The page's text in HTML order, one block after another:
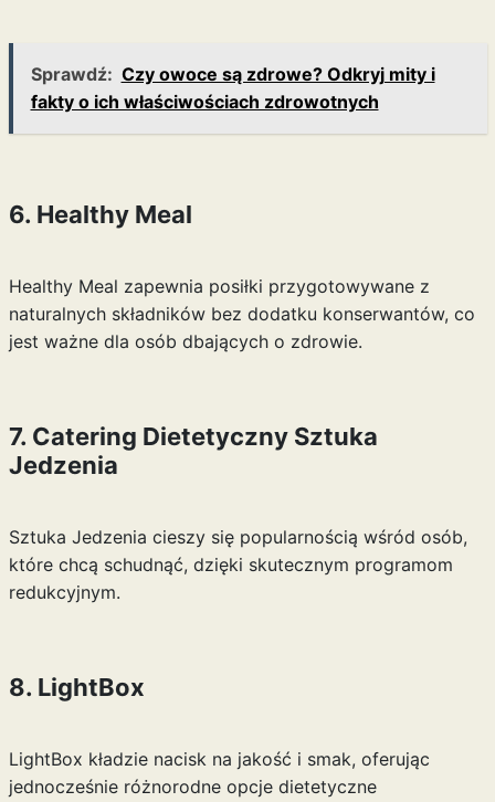
Sprawdź: Czy owoce są zdrowe? Odkryj mity i
fakty o ich właściwościach zdrowotnych
6. Healthy Meal
Healthy Meal zapewnia posiłki przygotowywane z
naturalnych składników bez dodatku konserwantów, co
jest ważne dla osób dbających o zdrowie.
7. Catering Dietetyczny Sztuka
Jedzenia
Sztuka Jedzenia cieszy się popularnością wśród osób,
które chcą schudnąć, dzięki skutecznym programom
redukcyjnym.
8. LightBox
LightBox kładzie nacisk na jakość i smak, oferując
jednocześnie różnorodne opcje dietetyczne